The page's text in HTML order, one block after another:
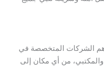
الشركات المتخصصة في
من أي مكان إلى